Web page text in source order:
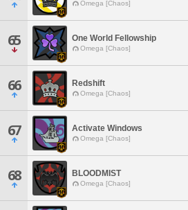
Omega [Chaos]
65 One World Fellowship
Omega [Chaos]
66 Redshift
Omega [Chaos]
67 Activate Windows
Omega [Chaos]
68 BLOODMIST
Omega [Chaos]